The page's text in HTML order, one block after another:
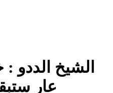
الشيخ الددو
عار